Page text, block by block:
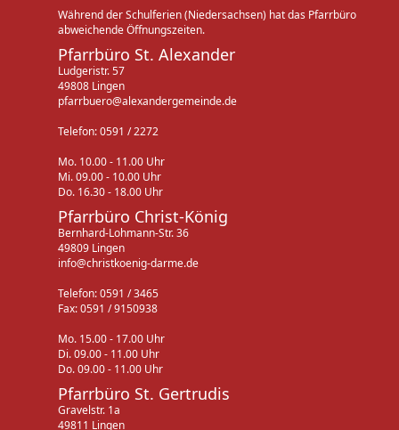
Während der Schulferien (Niedersachsen) hat das Pfarrbüro
abweichende Öffnungszeiten.
Pfarrbüro St. Alexander
Ludgeristr. 57
49808 Lingen
pfarrbuero@alexandergemeinde.de
Telefon: 0591 / 2272
Mo. 10.00 - 11.00 Uhr
Mi. 09.00 - 10.00 Uhr
Do. 16.30 - 18.00 Uhr
Pfarrbüro Christ-König
Bernhard-Lohmann-Str. 36
49809 Lingen
info@christkoenig-darme.de
Telefon: 0591 / 3465
Fax: 0591 / 9150938
Mo. 15.00 - 17.00 Uhr
Di. 09.00 - 11.00 Uhr
Do. 09.00 - 11.00 Uhr
Pfarrbüro St. Gertrudis
Gravelstr. 1a
49811 Lingen